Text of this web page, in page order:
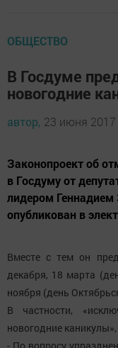
ОБЩЕСТВО
В Госдуме
новогодние
автор, 23 июня 2017
Законопроект об
в Госдуму от
лидером
опубликован в
Вместе с тем он
декабря, 18 марта
ноября (день
В частности,
новогодние